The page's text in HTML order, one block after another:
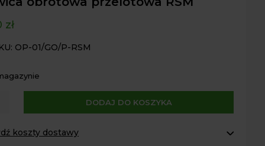
zł
OP-01/GO/P-RSM
DODAJ DO KOSZYKA
koszty dostawy